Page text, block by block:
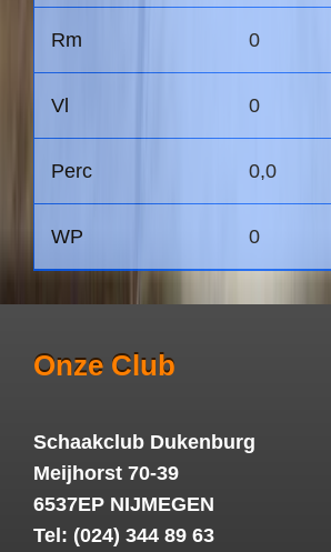
0
0
0,0
0
Onze Club
Schaakclub Dukenburg
Meijhorst 70-39
6537EP NIJMEGEN
Tel: (024) 344 89 63